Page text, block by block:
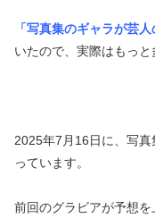
「写真集のギャラが芸
いたので、実際はもっと
2025年7月16日に、写
っています。
前回のグラビアが予想を